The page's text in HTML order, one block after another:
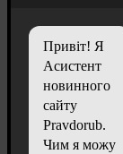
Привіт! Я
Асистент
новинного
сайту
Pravdorub.
Чим я можу